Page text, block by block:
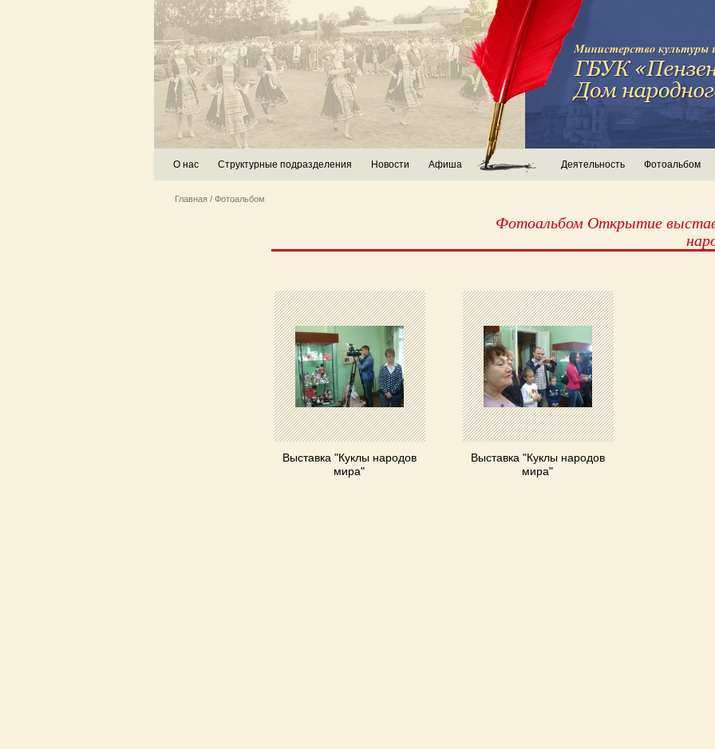
О нас Структурные подразделения Новости Афиша Деятельность Фотоальбом
Главная / Фотоальбом
Фотоальбом Открытие
Выставка "Куклы народов
мира"
Выставка "Куклы народов
мира"